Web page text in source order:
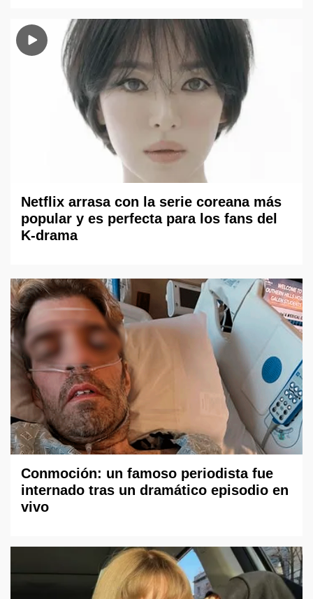
Netflix arrasa con la serie coreana más
popular y es perfecta para los fans del
K-drama
Conmoción: un famoso periodista fue
internado tras un dramático episodio en
vivo